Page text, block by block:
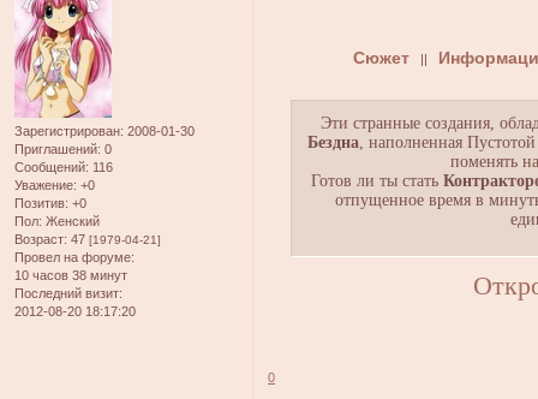
Зарегистрирован: 2008-01-30
Приглашений: 0
Сообщений: 116
Уважение: +0
Позитив: +0
Пол: Женский
Возраст: 47 [1979-04-21]
Провел на форуме:
10 часов 38 минут
Последний визит:
2012-08-20 18:17:20
Сюжет
Эти странные создания,
Бездна , наполненная
поменять
Готов ли ты стать
отпущенное время в
0